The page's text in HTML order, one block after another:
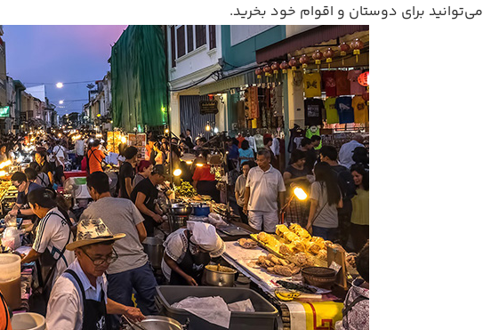
می‌توانید برای دوستان و اقوام خود بخرید.